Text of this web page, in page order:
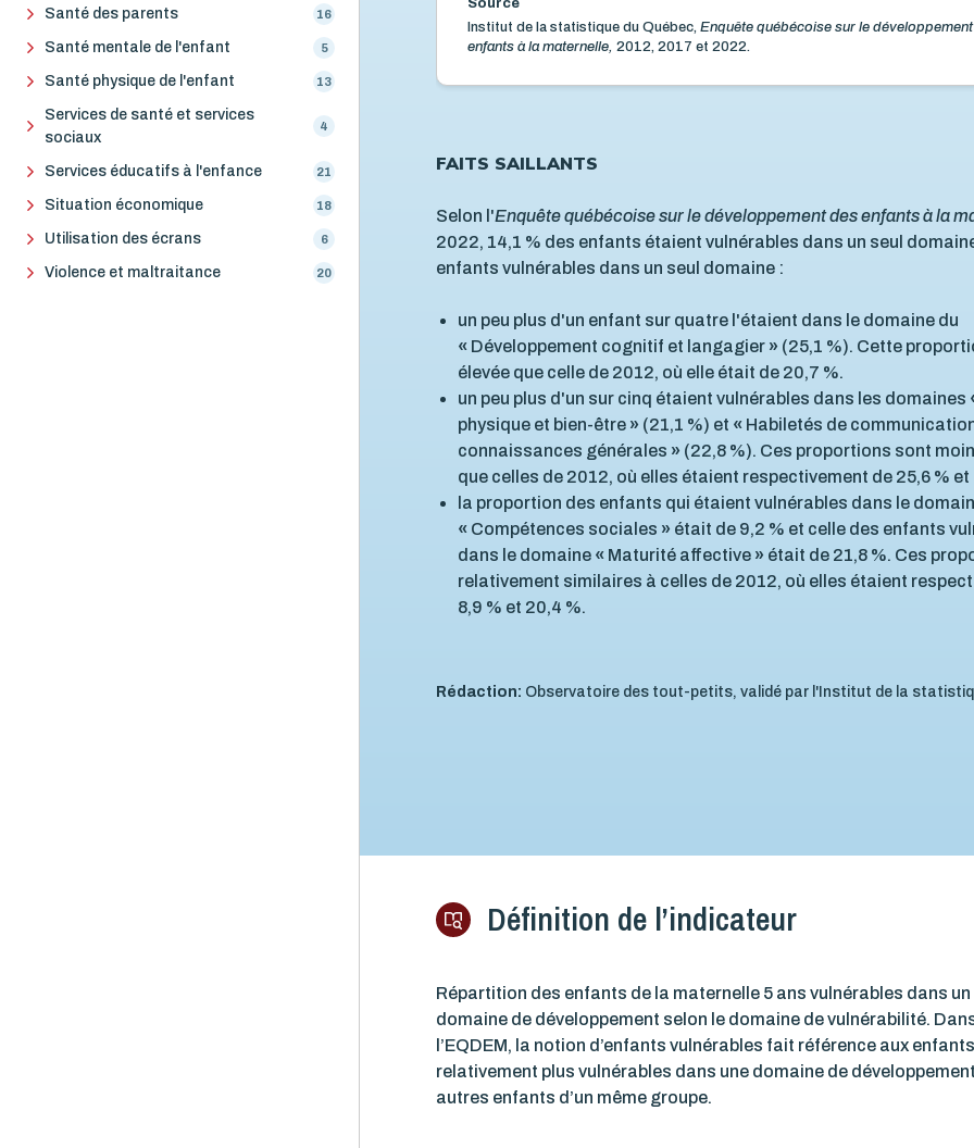
Santé des parents 16
Santé mentale de l'enfant 5
Santé physique de l'enfant 13
Services de santé et services
sociaux
4
Services éducatifs à l'enfance 21
Situation économique 18
Utilisation des écrans 6
Violence et maltraitance 20
Source
Institut de la statistique du Québec, Enquête québécoise sur le
enfants à la maternelle, 2012, 2017 et 2022.
FAITS SAILLANTS
Selon l'Enquête québécoise sur le développement des enfants à la
2022, 14,1 % des enfants étaient vulnérables dans un seul
enfants vulnérables dans un seul domaine :
un peu plus d'un enfant sur quatre l'étaient dans le domaine du
« Développement cognitif et langagier » (25,1 %). Cette
élevée que celle de 2012, où elle était de 20,7 %.
un peu plus d'un sur cinq étaient vulnérables dans les domaines
physique et bien-être » (21,1 %) et « Habiletés de
connaissances générales » (22,8 %). Ces proportions sont
que celles de 2012, où elles étaient respectivement de 25,6 % et
la proportion des enfants qui étaient vulnérables dans le
« Compétences sociales » était de 9,2 % et celle des enfants
dans le domaine « Maturité affective » était de 21,8 %. Ces
relativement similaires à celles de 2012, où elles étaient
8,9 % et 20,4 %.
Rédaction: Observatoire des tout-petits, validé par l'Institut de la
Définition de l’indicateur
Répartition des enfants de la maternelle 5 ans vulnérables dans un
domaine de développement selon le domaine de vulnérabilité.
l’EQDEM, la notion d’enfants vulnérables fait référence aux
relativement plus vulnérables dans une domaine de
autres enfants d’un même groupe.